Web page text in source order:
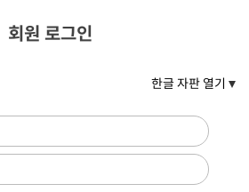
회원 로그인
한글 자판 열기